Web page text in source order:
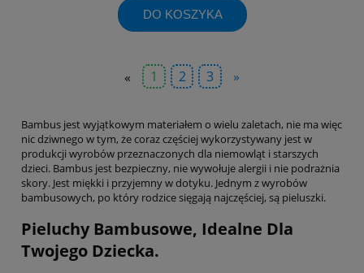
DO KOSZYKA
« 1 2 3 »
Bambus jest wyjątkowym materiałem o wielu zaletach, nie ma więc
nic dziwnego w tym, że coraz częściej wykorzystywany jest w
produkcji wyrobów przeznaczonych dla niemowląt i starszych
dzieci. Bambus jest bezpieczny, nie wywołuje alergii i nie podrażnia
skory. Jest miękki i przyjemny w dotyku. Jednym z wyrobów
bambusowych, po który rodzice sięgają najczęściej, są pieluszki.
Pieluchy Bambusowe, Idealne Dla
Twojego Dziecka.